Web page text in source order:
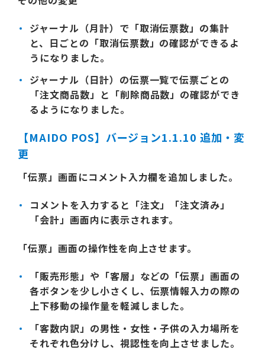
ジャーナル（月計）で「取消伝票数」の集計
と、日ごとの「取消伝票数」の確認ができるよ
うになりました。
ジャーナル（日計）の伝票一覧で伝票ごとの
「注文商品数」と「削除商品数」の確認ができ
るようになりました。
【MAIDO POS】バージョン1.1.10 追加・変
更
「伝票」画面にコメント入力欄を追加しました。
コメントを入力すると「注文」「注文済み」
「会計」画面内に表示されます。
「伝票」画面の操作性を向上させます。
「販売形態」や「客層」などの「伝票」画面の
各ボタンを少し小さくし、伝票情報入力の際の
上下移動の操作量を軽減しました。
「客数内訳」の男性・女性・子供の入力場所を
それぞれ色分けし、視認性を向上させました。